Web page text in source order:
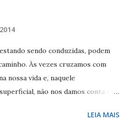
sendo conduzidas, podem
Às vezes cruzamos com
nossa vida e, naquele
não nos damos conta dos
terão condições ouLEIA MAIS